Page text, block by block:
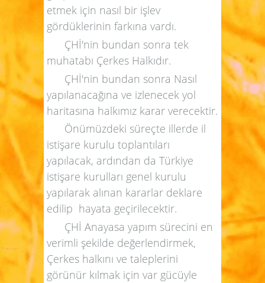
etmek için nasıl bir işlev
gördüklerinin farkına vardı.
ÇHİ'nin bundan sonra tek
muhatabı Çerkes Halkıdır.
ÇHİ'nin bundan sonra Nasıl
yapılanacağına ve izlenecek yol
haritasına halkımız karar verecektir.
Önümüzdeki süreçte illerde il
istişare kurulu toplantıları
yapılacak, ardından da Türkiye
istişare kurulları genel kurulu
yapılarak alınan kararlar deklare
edilip hayata geçirilecektir.
ÇHİ Anayasa yapım sürecini en
verimli şekilde değerlendirmek,
Çerkes halkını ve taleplerini
görünür kılmak için var gücüyle